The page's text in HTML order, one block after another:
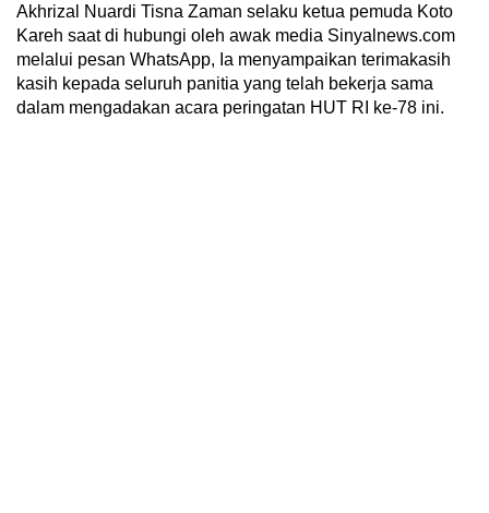
Akhrizal Nuardi Tisna Zaman selaku ketua pemuda Koto
Kareh saat di hubungi oleh awak media Sinyalnews.com
melalui pesan WhatsApp, Ia menyampaikan terimakasih
kasih kepada seluruh panitia yang telah bekerja sama
dalam mengadakan acara peringatan HUT RI ke-78 ini.